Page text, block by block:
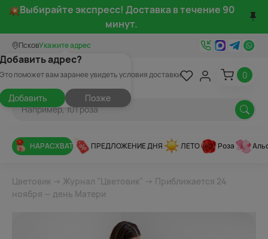
Выбирайте экспресс! Доставка в течение 90
минут.
ПсковУкажите адрес
адрес?
поможет вам заранее увидеть условия доставки
Добавить Позже
0
НАРАСХВАТ ПРЕДЛОЖЕНИЕ ДНЯ ЛЕТО Роза
Цветовик → Журнал "Цветовик" → Приближается 24
ноября — день Матери